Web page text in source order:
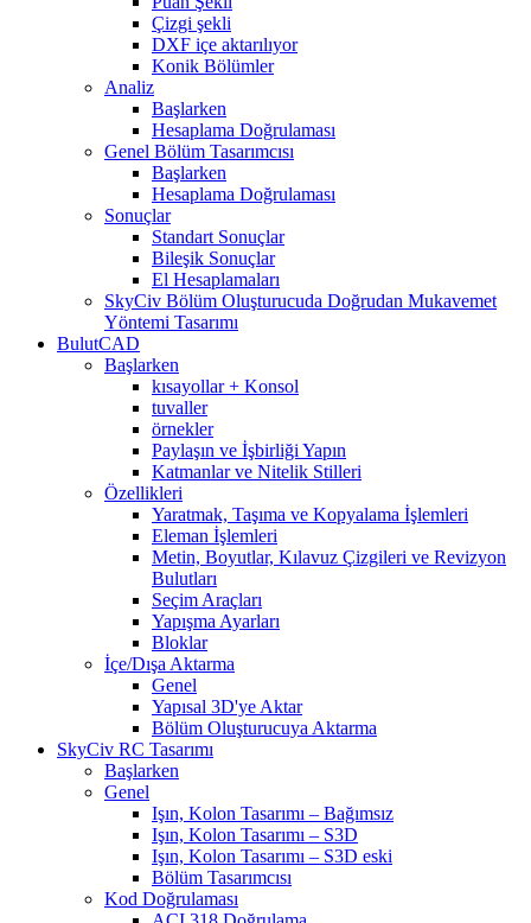
Çizgi şekli
DXF içe aktarılıyor
Konik Bölümler
Analiz
Başlarken
Hesaplama Doğrulaması
Genel Bölüm Tasarımcısı
Başlarken
Hesaplama Doğrulaması
Sonuçlar
Standart Sonuçlar
Bileşik Sonuçlar
El Hesaplamaları
SkyCiv Bölüm Oluşturucuda Doğrudan Mukavemet
Yöntemi Tasarımı
BulutCAD
Başlarken
kısayollar + Konsol
tuvaller
örnekler
Paylaşın ve İşbirliği Yapın
Katmanlar ve Nitelik Stilleri
Özellikleri
Yaratmak, Taşıma ve Kopyalama İşlemleri
Eleman İşlemleri
Metin, Boyutlar, Kılavuz Çizgileri ve Revizyon
Bulutları
Seçim Araçları
Yapışma Ayarları
Bloklar
İçe/Dışa Aktarma
Genel
Yapısal 3D'ye Aktar
Bölüm Oluşturucuya Aktarma
SkyCiv RC Tasarımı
Başlarken
Genel
Işın, Kolon Tasarımı – Bağımsız
Işın, Kolon Tasarımı – S3D
Işın, Kolon Tasarımı – S3D eski
Bölüm Tasarımcısı
Kod Doğrulaması